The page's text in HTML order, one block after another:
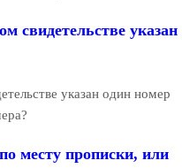
свидетельстве указан
указан один номер
месту прописки, или